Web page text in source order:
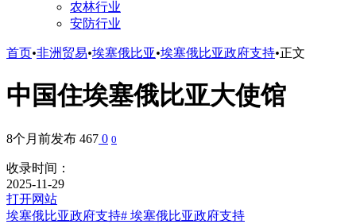
农林行业
安防行业
首页•非洲贸易•埃塞俄比亚•埃塞俄比亚政府支持•正文
中国住埃塞俄比亚大使馆
8个月前发布 467 0 0
收录时间：
2025-11-29
打开网站
埃塞俄比亚政府支持# 埃塞俄比亚政府支持